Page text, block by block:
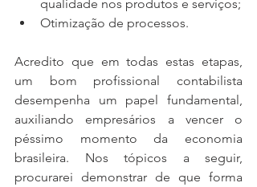
Otimização de processos.
Acredito que em todas estas etapas,
um bom profissional contabilista
desempenha um papel fundamental,
auxiliando empresários a vencer o
péssimo momento da economia
brasileira. Nos tópicos a seguir,
procurarei demonstrar de que forma